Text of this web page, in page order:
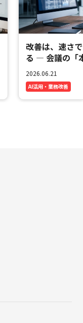
改善は、速さ
る ― 会議の「
2026.06.21
AI活用・業務改善